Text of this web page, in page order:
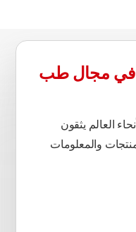
في مجال طب
العالم يثقون
والمعلومات